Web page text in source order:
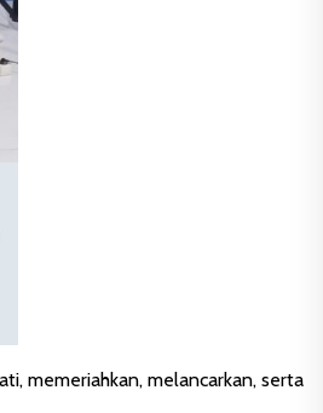
memeriahkan, melancarkan, serta